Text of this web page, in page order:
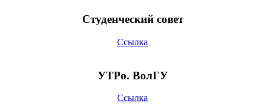
Студенческий совет
Ссылка
УТРо. ВолГУ
Ссылка